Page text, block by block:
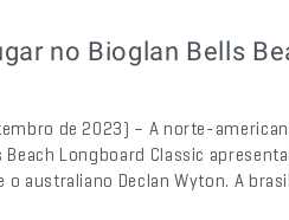
no Bioglan Bells
de 2023) – A norte-
Longboard Classic
australiano Declan Wyton. A